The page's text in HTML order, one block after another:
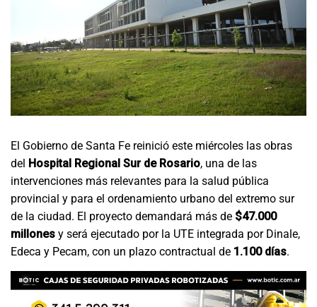
El Gobierno de Santa Fe reinició este miércoles las obras
del Hospital Regional Sur de Rosario, una de las
intervenciones más relevantes para la salud pública
provincial y para el ordenamiento urbano del extremo sur
de la ciudad. El proyecto demandará más de $47.000
millones y será ejecutado por la UTE integrada por Dinale,
Edeca y Pecam, con un plazo contractual de 1.100 días.